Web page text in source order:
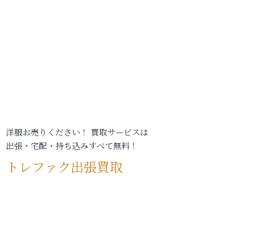
洋服お売りください！ 買取サービスは
出張・宅配・持ち込みすべて無料！
トレファク出張買取